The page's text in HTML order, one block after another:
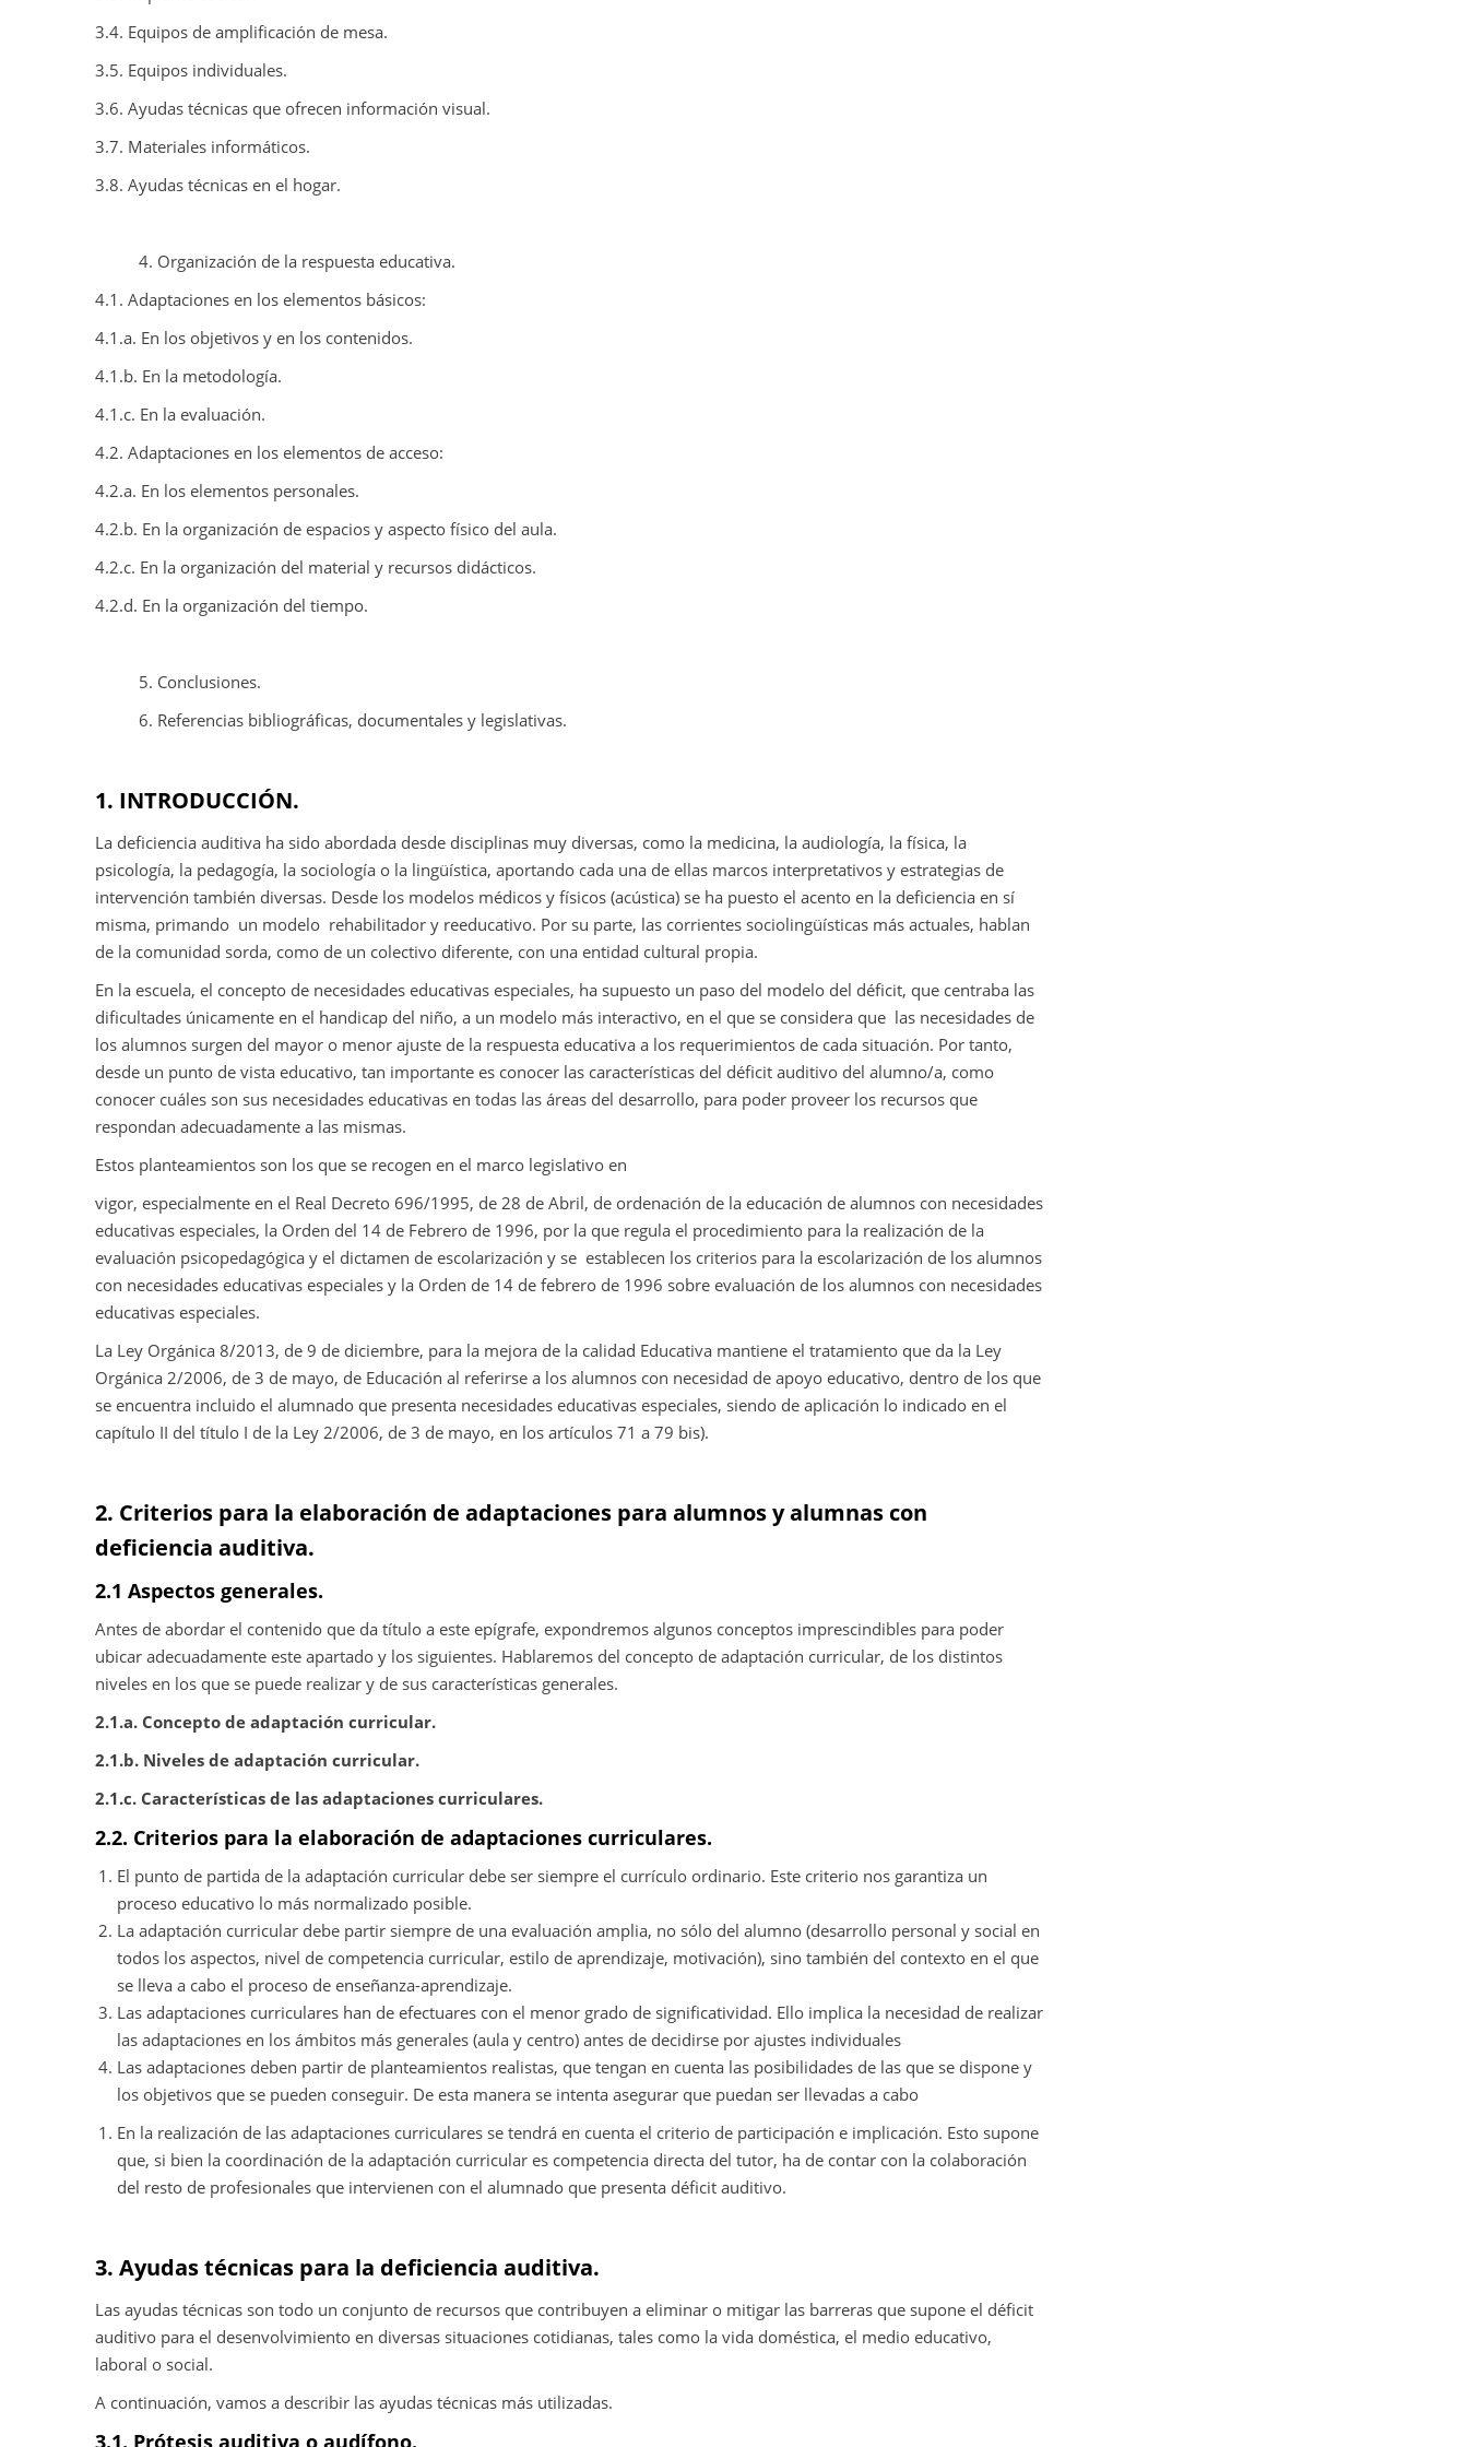
3.4. Equipos de amplificación de mesa.
3.5. Equipos individuales.
3.6. Ayudas técnicas que ofrecen información visual.
3.7. Materiales informáticos.
3.8. Ayudas técnicas en el hogar.
4. Organización de la respuesta educativa.
4.1. Adaptaciones en los elementos básicos:
4.1.a. En los objetivos y en los contenidos.
4.1.b. En la metodología.
4.1.c. En la evaluación.
4.2. Adaptaciones en los elementos de acceso:
4.2.a. En los elementos personales.
4.2.b. En la organización de espacios y aspecto físico del aula.
4.2.c. En la organización del material y recursos didácticos.
4.2.d. En la organización del tiempo.
5. Conclusiones.
6. Referencias bibliográficas, documentales y legislativas.
1. INTRODUCCIÓN.
La deficiencia auditiva ha sido abordada desde disciplinas muy diversas, como la medicina, la audiología, la física, la
psicología, la pedagogía, la sociología o la lingüística, aportando cada una de ellas marcos interpretativos y estrategias de
intervención también diversas. Desde los modelos médicos y físicos (acústica) se ha puesto el acento en la deficiencia en sí
misma, primando un modelo rehabilitador y reeducativo. Por su parte, las corrientes sociolingüísticas más actuales, hablan
de la comunidad sorda, como de un colectivo diferente, con una entidad cultural propia.
En la escuela, el concepto de necesidades educativas especiales, ha supuesto un paso del modelo del déficit, que centraba las
dificultades únicamente en el handicap del niño, a un modelo más interactivo, en el que se considera que las necesidades de
los alumnos surgen del mayor o menor ajuste de la respuesta educativa a los requerimientos de cada situación. Por tanto,
desde un punto de vista educativo, tan importante es conocer las características del déficit auditivo del alumno/a, como
conocer cuáles son sus necesidades educativas en todas las áreas del desarrollo, para poder proveer los recursos que
respondan adecuadamente a las mismas.
Estos planteamientos son los que se recogen en el marco legislativo en
vigor, especialmente en el Real Decreto 696/1995, de 28 de Abril, de ordenación de la educación de alumnos con necesidades
educativas especiales, la Orden del 14 de Febrero de 1996, por la que regula el procedimiento para la realización de la
evaluación psicopedagógica y el dictamen de escolarización y se establecen los criterios para la escolarización de los alumnos
con necesidades educativas especiales y la Orden de 14 de febrero de 1996 sobre evaluación de los alumnos con necesidades
educativas especiales.
La Ley Orgánica 8/2013, de 9 de diciembre, para la mejora de la calidad Educativa mantiene el tratamiento que da la Ley
Orgánica 2/2006, de 3 de mayo, de Educación al referirse a los alumnos con necesidad de apoyo educativo, dentro de los que
se encuentra incluido el alumnado que presenta necesidades educativas especiales, siendo de aplicación lo indicado en el
capítulo II del título I de la Ley 2/2006, de 3 de mayo, en los artículos 71 a 79 bis).
2. Criterios para la elaboración de adaptaciones para alumnos y alumnas con
deficiencia auditiva.
2.1 Aspectos generales.
Antes de abordar el contenido que da título a este epígrafe, expondremos algunos conceptos imprescindibles para poder
ubicar adecuadamente este apartado y los siguientes. Hablaremos del concepto de adaptación curricular, de los distintos
niveles en los que se puede realizar y de sus características generales.
2.1.a. Concepto de adaptación curricular.
2.1.b. Niveles de adaptación curricular.
2.1.c. Características de las adaptaciones curriculares.
2.2. Criterios para la elaboración de adaptaciones curriculares.
El punto de partida de la adaptación curricular debe ser siempre el currículo ordinario. Este criterio nos garantiza un
proceso educativo lo más normalizado posible.
La adaptación curricular debe partir siempre de una evaluación amplia, no sólo del alumno (desarrollo personal y social en
todos los aspectos, nivel de competencia curricular, estilo de aprendizaje, motivación), sino también del contexto en el que
se lleva a cabo el proceso de enseñanza-aprendizaje.
Las adaptaciones curriculares han de efectuares con el menor grado de significatividad. Ello implica la necesidad de realizar
las adaptaciones en los ámbitos más generales (aula y centro) antes de decidirse por ajustes individuales
Las adaptaciones deben partir de planteamientos realistas, que tengan en cuenta las posibilidades de las que se dispone y
los objetivos que se pueden conseguir. De esta manera se intenta asegurar que puedan ser llevadas a cabo
En la realización de las adaptaciones curriculares se tendrá en cuenta el criterio de participación e implicación. Esto supone
que, si bien la coordinación de la adaptación curricular es competencia directa del tutor, ha de contar con la colaboración
del resto de profesionales que intervienen con el alumnado que presenta déficit auditivo.
3. Ayudas técnicas para la deficiencia auditiva.
Las ayudas técnicas son todo un conjunto de recursos que contribuyen a eliminar o mitigar las barreras que supone el déficit
auditivo para el desenvolvimiento en diversas situaciones cotidianas, tales como la vida doméstica, el medio educativo,
laboral o social.
A continuación, vamos a describir las ayudas técnicas más utilizadas.
3.1. Prótesis auditiva o audífono.